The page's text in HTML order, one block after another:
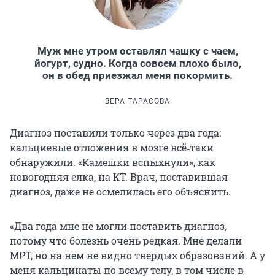
Муж мне утром оставлял чашку с чаем,
йогурт, судно. Когда совсем плохо было,
он в обед приезжал меня покормить.
ВЕРА ТАРАСОВА
Диагноз поставили только через два года:
кальциевые отложения в мозге всё‑таки
обнаружили. «Камешки вспыхнули», как
новогодняя елка, на КТ. Врач, поставившая
диагноз, даже не осмелилась его объяснить.
«Два года мне не могли поставить диагноз,
потому что болезнь очень редкая. Мне делали
МРТ, но на нем не видно твердых образований. А у
меня кальцинаты по всему телу, в том числе в